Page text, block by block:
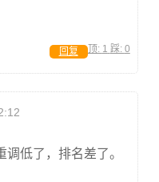
顶: 1 踩: 0
回复
低了，排名差了。